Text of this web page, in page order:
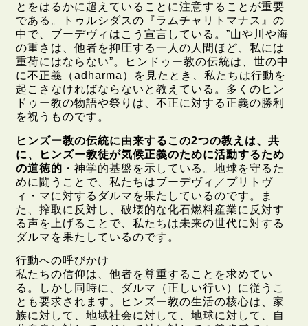
とをはるかに超えていることに注意することが重要
である。トゥルシダスの『ラムチャリトマナス』の
中で、ブーデヴィはこう宣言している。”山や川や海
の重さは、他者を抑圧する一人の人間ほど、私には
重荷にはならない”。ヒンドゥー教の伝統は、世の中
に不正義（adharma）を見たとき、私たちは行動を
起こさなければならないと教えている。多くのヒン
ドゥー教の物語や祭りは、不正に対する正義の勝利
を祝うものです。
ヒンズー教の伝統に由来するこの2つの教えは、共
に、ヒンズー教徒が気候正義のために活動するため
の道徳的 ・神学的基盤を示している。地球を守るた
めに闘うことで、私たちはブーデヴィ／プリトヴ
ィ・マに対するダルマを果たしているのです。ま
た、搾取に反対し、破壊的な化石燃料産業に反対す
る声を上げることで、私たちは未来の世代に対する
ダルマを果たしているのです。
行動への呼びかけ
私たちの信仰は、他者を尊重することを求めてい
る。しかし同時に、ダルマ（正しい行い）に従うこ
とも要求されます。ヒンズー教の生活の核心は、家
族に対して、地域社会に対して、地球に対して、自